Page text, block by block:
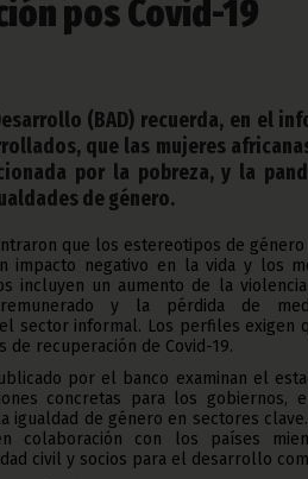
pos Covid-19
(BAD) recuerda, en el
que las mujeres
por la pobreza, y la
de género.
que los estereotipos de
impacto negativo en la vida y los
incluyen un aumento de la
y la pérdida de
sector informal. Los perfiles exigen
recuperación de Covid-19.
por el banco examinan el
concretas para los
igualdad de género en sectores
colaboración con los países
civil y socios para el desarrollo